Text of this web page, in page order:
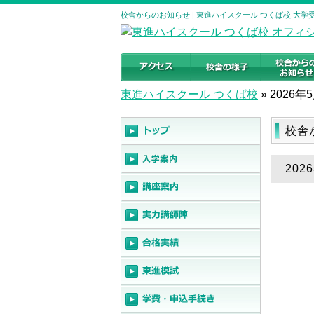
校舎からのお知らせ | 東進ハイスクール つくば校 大学
東進ハイスクール つくば校 » 2026年
校舎